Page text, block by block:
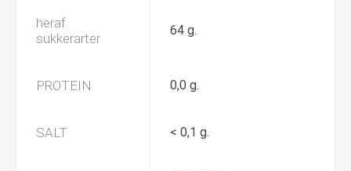
heraf
sukkerarter
64 g.
PROTEIN 0,0 g.
SALT < 0,1 g.